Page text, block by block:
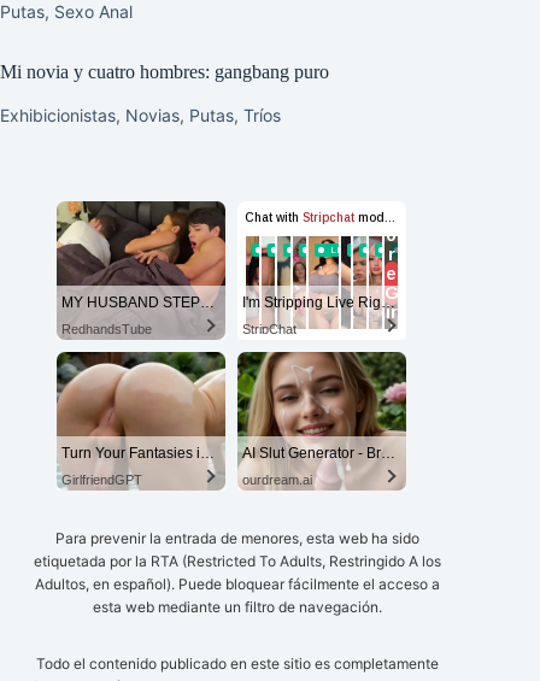
Putas, Sexo Anal
Mi novia y cuatro hombres: gangbang puro
Exhibicionistas, Novias, Putas, Tríos
MY HUSBAND STEPSON MISTAKENLY GIVES ME IN THE ASS
RedhandsTube
I'm Stripping Live Right Now
StripChat
Turn Your Fantasies into Reality
GirlfriendGPT
AI Slut Generator - Bring your Fantasies to life 🔥
ourdream.ai
Para prevenir la entrada de menores, esta web ha sido
etiquetada por la RTA (Restricted To Adults, Restringido A los
Adultos, en español). Puede bloquear fácilmente el acceso a
esta web mediante un filtro de navegación.
Todo el contenido publicado en este sitio es completamente